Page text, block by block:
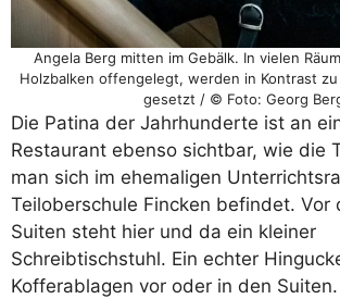
Angela Berg mitten im Gebälk. In vielen
Holzbalken offengelegt, werden in Kontrast
gesetzt / © Foto: Georg
Die Patina der Jahrhunderte ist an
Restaurant ebenso sichtbar, wie die
man sich im ehemaligen
Teiloberschule Fincken befindet. Vor
Suiten steht hier und da ein kleiner
Schreibtischstuhl. Ein echter
Kofferablagen vor oder in den